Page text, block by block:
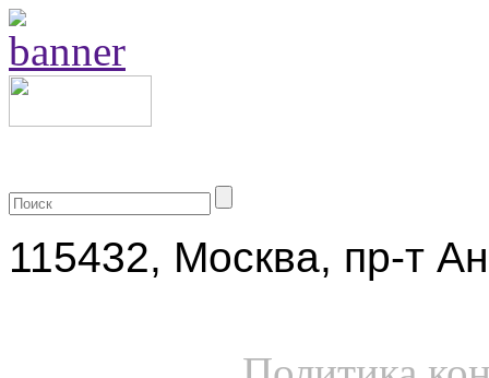
115432, Москва, пр-т